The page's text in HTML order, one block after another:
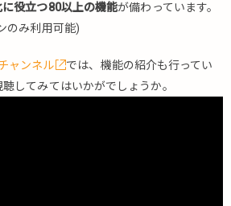
役立つ80以上の機能が備わっています。
のみ利用可能)
ャンネル
では、機能の紹介も行ってい
してみてはいかがでしょうか。